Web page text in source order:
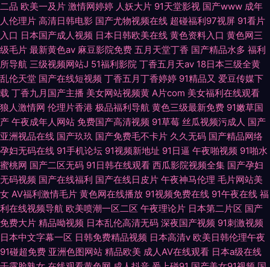
二品 欧美一及片 激情网婷婷 人妖大片 91天堂影视 国产www 成年
人伦理片 高清日韩电影 国产尤物视频在线 超碰福利97视屏 91看片
入口 日本国产成人视频 日本日韩欧美在线 黄色资料入口 黄色网三
级毛片 最新黄色av 麻豆影院免费 五月天堂丁香 国产精品水多 福利
所导航 三级视频网站J 51福利影院 丁香五月天av 18日本三级全黄
乱伦天堂 国产在线短视频 丁香五月丁香婷婷 91精品又 爱豆传媒下
载 丁香九月国产主播 美女网站视频黄 A片com 美女福利在线观看
狼人激情网 伦理片香港 极品福利导航 黄色三级最新免费 91嫩草国
产 午夜成年人网站 免费国产高清视频 91草莓 丝瓜视频污成人 国产
亚洲视品在线 国产玖玖 国产免费毛不卡片 久久无码 国产精品网络
孕妇无码在线 91手机论坛 91视频新地址 91日逼 午夜啪视频 91啪水
蜜桃网 国产二区无码 91日韩在线观看 西瓜影院视频全集 国产孕妇
无码视频 国产在线福利 国产在线日皮片 午夜神马伦理 毛片网站美
女 AV福利激情毛片 黄色网在线播放 91视频免费在线 91午夜在线 福
利在线视频导航 欧美喷潮一区二区 午夜理论片 日本第二片区 国产
免费大片 精品呦视频 日本乱伦高清无码 深夜国产视频 91刺激视频
日本中文字幕一区 日韩免费精品视频 日本高清v 欧美日韩伦理午夜
91碰超免费 亚洲色图网站 精品欧美 成人AV在线观看 日本a级在线